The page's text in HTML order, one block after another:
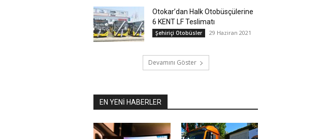
Otokar’dan Halk Otobüsçülerine
6 KENT LF Teslimatı
Şehiriçi Otobüsler 29 Haziran 2021
Devamını Göster
EN YENİ HABERLER